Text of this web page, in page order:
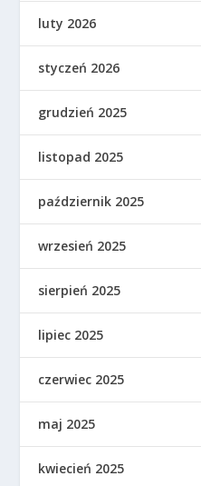
luty 2026
styczeń 2026
grudzień 2025
listopad 2025
październik 2025
wrzesień 2025
sierpień 2025
lipiec 2025
czerwiec 2025
maj 2025
kwiecień 2025